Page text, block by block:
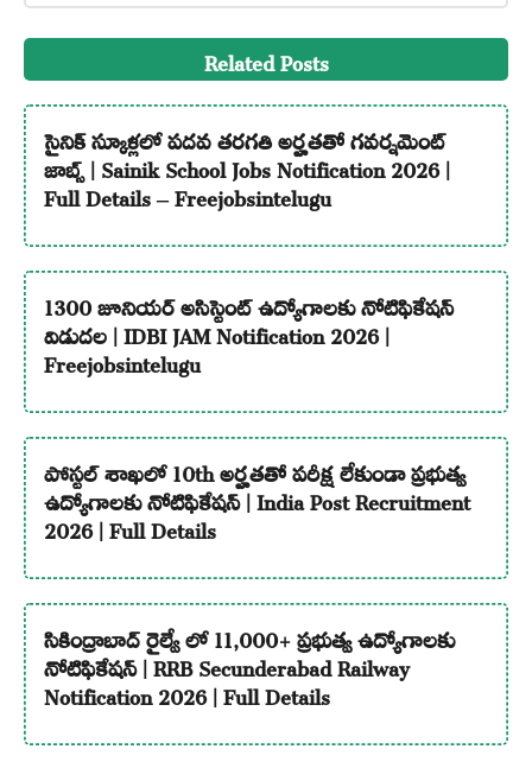
Related Posts
సైనిక్ స్కూళ్లలో పదవ తరగతి అర్హతతో గవర్నమెంట్
జాబ్స్ | Sainik School Jobs Notification 2026 |
Full Details – Freejobsintelugu
1300 జూనియర్ అసిస్టెంట్ ఉద్యోగాలకు నోటిఫికేషన్
విడుదల | IDBI JAM Notification 2026 |
Freejobsintelugu
పోస్టల్ శాఖలో 10th అర్హతతో పరీక్ష లేకుండా ప్రభుత్వ
ఉద్యోగాలకు నోటిఫికేషన్ | India Post Recruitment
2026 | Full Details
సికింద్రాబాద్ రైల్వే లో 11,000+ ప్రభుత్వ ఉద్యోగాలకు
నోటిఫికేషన్ | RRB Secunderabad Railway
Notification 2026 | Full Details